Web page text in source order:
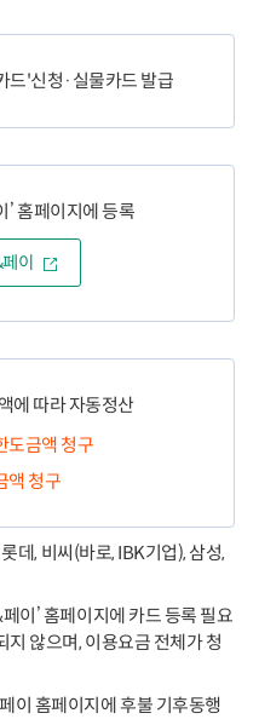
'신청·실물카드 발급
홈페이지에 등록
이
따라 자동정산
도금액 청구
액 청구
데, 비씨(바로, IBK기업), 삼성,
이’ 홈페이지에 카드 등록 필요
않으며, 이용요금 전체가 청
이 홈페이지에 후불 기후동행